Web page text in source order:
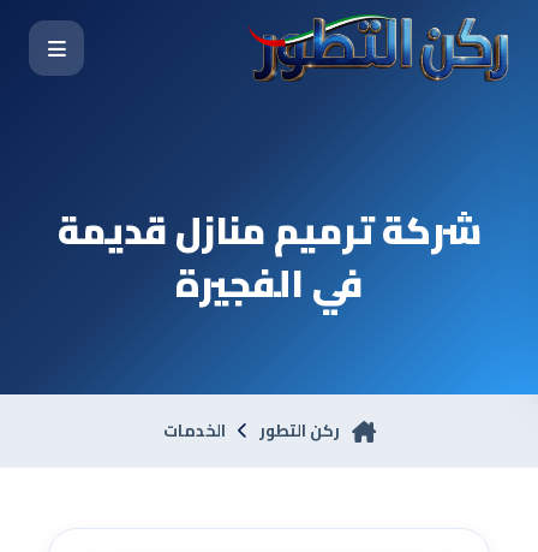
شركة ترميم منازل قديمة
في الفجيرة
ركن التطور الخدمات